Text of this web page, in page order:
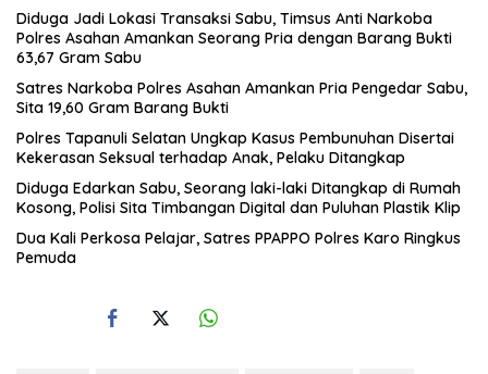
Diduga Jadi Lokasi Transaksi Sabu, Timsus Anti Narkoba
Polres Asahan Amankan Seorang Pria dengan Barang Bukti
63,67 Gram Sabu
Satres Narkoba Polres Asahan Amankan Pria Pengedar Sabu,
Sita 19,60 Gram Barang Bukti
Polres Tapanuli Selatan Ungkap Kasus Pembunuhan Disertai
Kekerasan Seksual terhadap Anak, Pelaku Ditangkap
Diduga Edarkan Sabu, Seorang laki-laki Ditangkap di Rumah
Kosong, Polisi Sita Timbangan Digital dan Puluhan Plastik Klip
Dua Kali Perkosa Pelajar, Satres PPAPPO Polres Karo Ringkus
Pemuda